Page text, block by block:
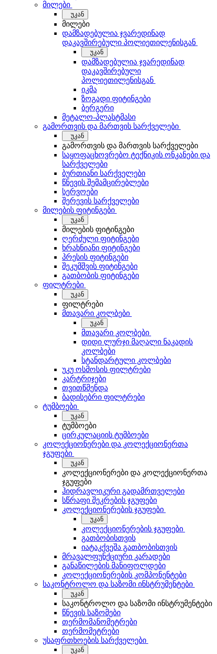
მილები
უკან
მილები
დამზადებულია ჯვარედინად
დაკავშირებული პოლიეთილენისგან
უკან
დამზადებულია ჯვარედინად
დაკავშირებული
პოლიეთილენისგან
იკმა
ზოგადი ფიტინგები
ბერგერი
მეტალო-პლასტმასი
გამორთვის და მართვის სარქველები
უკან
გამორთვის და მართვის სარქველები
საყოფაცხოვრებო ტექნიკის ონკანები და
სარქველები
ბურთიანი სარქველები
წნევის შემამცირებლები
სერვოები
შერევის სარქველები
მილების ფიტინგები
უკან
მილების ფიტინგები
ღერძული ფიტინგები
ხრახნიანი ფიტინგები
პრესის ფიტინგები
შეკუმშვის ფიტინგები
გათბობის ფიტინგები
ფილტრები
უკან
ფილტრები
მთავარი კოლბები
უკან
მთავარი კოლბები
დიდი ლურჯი მაღალი ნაკადის
კოლბები
სტანდარტული კოლბები
უკუ ოსმოსის ფილტრები
კარტრიჯები
თვითწმენდა
ბადისებრი ფილტრები
ტუმბოები
უკან
ტუმბოები
ცირკულაციის ტუმბოები
კოლექციონერები და კოლექციონერთა
ჯგუფები
უკან
კოლექციონერები და კოლექციონერთა
ჯგუფები
ჰიდრავლიკური გადამრთველები
სწრაფი შეკრების ჯგუფები
კოლექციონერების ჯგუფები
უკან
კოლექციონერების ჯგუფები
გათბობისთვის
იატაკქვეშა გათბობისთვის
მრავალფუნქციური კარადები
განაწილების მანიფოლდები
კოლექციონერების კომპონენტები
საკონტროლო და საზომი ინსტრუმენტები
უკან
საკონტროლო და საზომი ინსტრუმენტები
წნევის საზომები
თერმომანომეტრები
თერმომეტრები
უსაფრთხოების სარქველები
უკან